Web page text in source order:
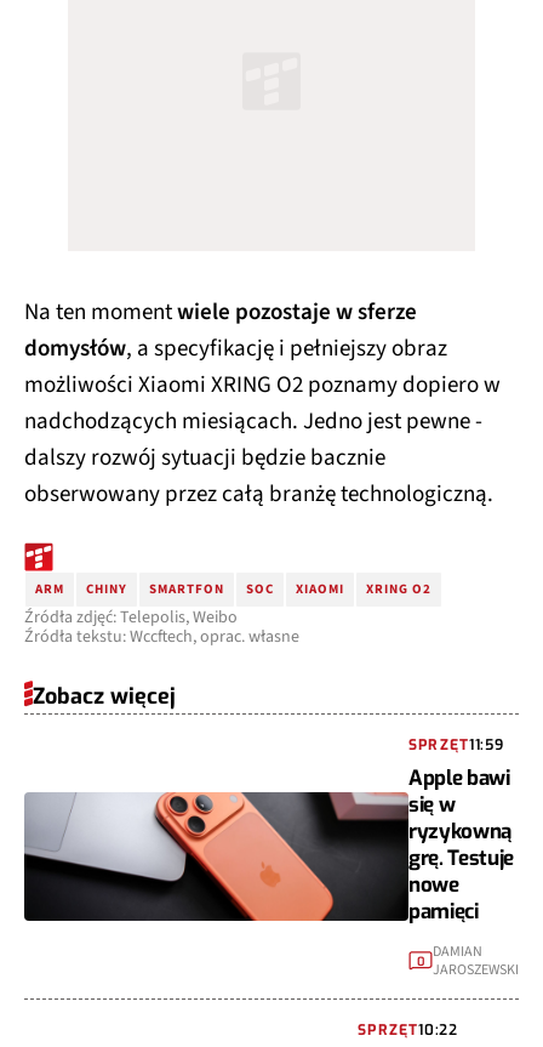
Na ten momentwiele pozostaje w sferze
domysłów, a specyfikację i pełniejszy obraz
możliwości Xiaomi XRING O2 poznamy dopiero w
nadchodzących miesiącach. Jedno jest pewne -
dalszy rozwój sytuacji będzie bacznie
obserwowany przez całą branżę technologiczną.
ARM CHINY SMARTFON SOC XIAOMI XRING O2
Źródła zdjęć: Telepolis, Weibo
Źródła tekstu: Wccftech, oprac. własne
Zobacz więcej
SPRZĘT11:59
Apple bawi
się w
ryzykowną
grę. Testuje
nowe
pamięci
0
DAMIAN
JAROSZEWSKI
SPRZĘT10:22